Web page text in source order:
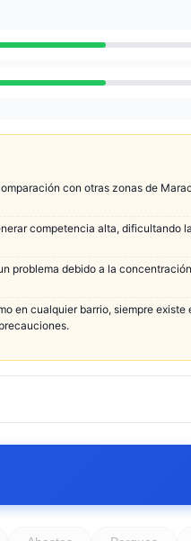
con otras zonas de
competencia alta, dificultando
problema debido a la
en cualquier barrio, siempre existe